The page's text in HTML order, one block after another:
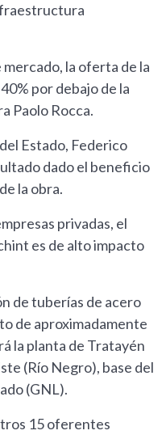
la oferta de la
por debajo de la
Paolo Rocca.
Estado, Federico
dado el beneficio
la obra.
privadas, el
es de alto impacto
de tuberías de acero
de aproximadamente
la planta de Tratayén
(Río Negro), base del
(GNL).
15 oferentes